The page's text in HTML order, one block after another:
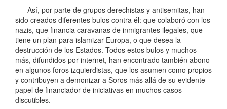
Así, por parte de grupos derechistas y antisemitas, han
sido creados diferentes bulos contra él: que colaboró con los
nazis, que financia caravanas de inmigrantes ilegales, que
tiene un plan para islamizar Europa, o que desea la
destrucción de los Estados. Todos estos bulos y muchos
más, difundidos por internet, han encontrado también abono
en algunos foros izquierdistas, que los asumen como propios
y contribuyen a demonizar a Soros más allá de su evidente
papel de financiador de iniciativas en muchos casos
discutibles.